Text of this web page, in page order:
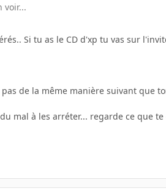
voir...
Si tu as le CD d'xp tu vas sur
de la même manière suivant que
mal à les arréter... regarde ce que